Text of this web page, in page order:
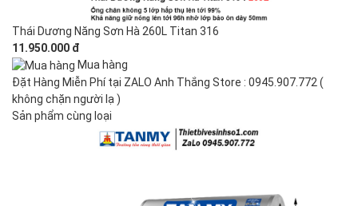
Thái Dương Năng Sơn Hà 260L Titan 316
11.950.000 đ
Mua hàng
Đặt Hàng Miễn Phí tại ZALO Anh Thắng Store : 0945.907.772 (
không chặn người lạ )
Sản phẩm cùng loại